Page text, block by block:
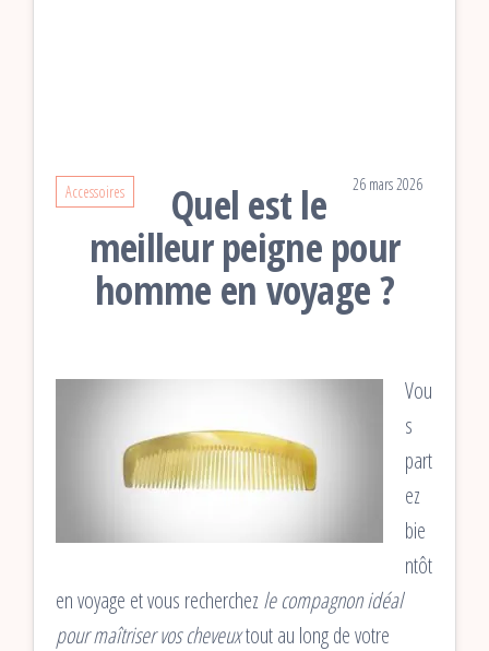
Accessoires 26 mars 2026
Quel est le
meilleur peigne pour
homme en voyage ?
Vou
s
part
ez
bie
ntôt
en voyage et vous recherchez le compagnon idéal
pour maîtriser vos cheveuxtout au long de votre